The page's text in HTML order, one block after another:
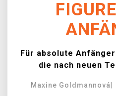
XZONE CLUB
Für absolute
die nach neuen
Maxine Goldmannová